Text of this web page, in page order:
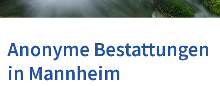
Anonyme Bestattungen
in Mannheim